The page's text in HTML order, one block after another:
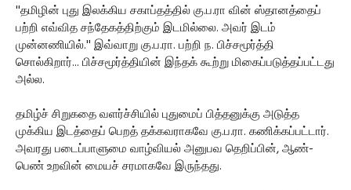
''தமிழின் புது இலக்கிய சகாப்தத்தில் கு.ப.ரா வின் ஸ்தானத்தைப்
பற்றி எவ்வித சந்தேகத்திற்கும் இடமில்லை. அவர் இடம்
முன்னணியில்.'' இவ்வாறு கு.ப.ரா. பற்றி ந. பிச்சமூர்த்தி
சொல்கிறார்... பிச்சமூர்த்தியின் இந்தக் கூற்று மிகைப்படுத்தப்பட்டது
அல்ல.
தமிழ்ச் சிறுகதை வளர்ச்சியில் புதுமைப் பித்தனுக்கு அடுத்த
முக்கிய இடத்தைப் பெறத் தக்கவராகவே கு.ப.ரா. கணிக்கப்பட்டார்.
அவரது படைப்பாளுமை வாழ்வியல் அனுபவ தெறிப்பின், ஆண்-
பெண் உறவின் மையச் சரமாகவே இருந்தது.